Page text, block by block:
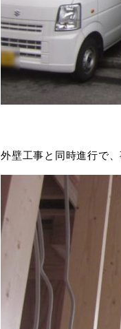
外壁工事と同時進行で